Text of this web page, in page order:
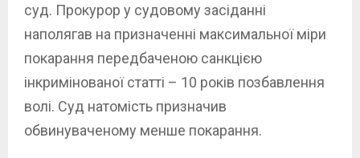
суд. Прокурор у судовому засіданні
наполягав на призначенні максимальної міри
покарання передбаченою санкцією
інкримінованої статті – 10 років позбавлення
волі. Суд натомість призначив
обвинуваченому менше покарання.